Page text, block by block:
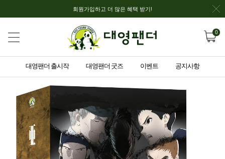
회원가입하고 더 많은 혜택 받기!
0
대영팬더 출시작 대영팬더 굿즈 이벤트 공지사항